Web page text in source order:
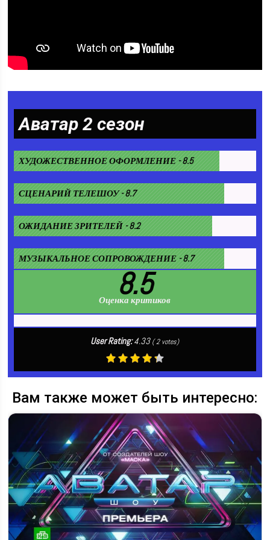
Аватар 2 сезон
ХУДОЖЕСТВЕННОЕ ОФОРМЛЕНИЕ - 8.5
СЦЕНАРИЙ ТЕЛЕШОУ - 8.7
ОЖИДАНИЕ ЗРИТЕЛЕЙ - 8.2
МУЗЫКАЛЬНОЕ СОПРОВОЖДЕНИЕ - 8.7
8.5
Оценка критиков
User Rating:4.33 (2votes)
Вам также может быть интересно: